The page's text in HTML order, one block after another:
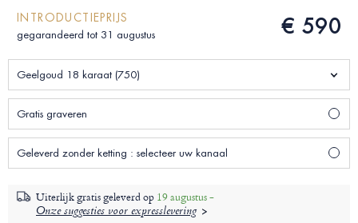
INTRODUCTIEPRIJS
gegarandeerd tot 31 augustus € 590
Geelgoud 18 karaat (750)
Gratis graveren
Geleverd zonder ketting : selecteer uw kanaal
Uiterlijk gratis geleverd op 19 augustus -
Onze suggesties voor expresslevering